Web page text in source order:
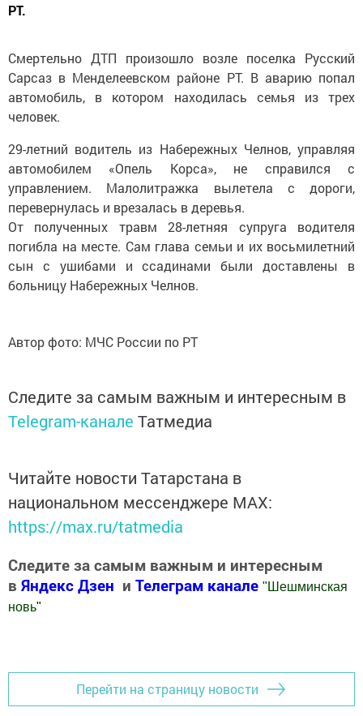
РТ.
Смертельно ДТП произошло возле поселка Русский
Сарсаз в Менделеевском районе РТ. В аварию попал
автомобиль, в котором находилась семья из трех
человек.
29-летний водитель из Набережных Челнов, управляя
автомобилем «Опель Корса», не справился с
управлением. Малолитражка вылетела с дороги,
перевернулась и врезалась в деревья.
От полученных травм 28-летняя супруга водителя
погибла на месте. Сам глава семьи и их восьмилетний
сын с ушибами и ссадинами были доставлены в
больницу Набережных Челнов.
Автор фото: МЧС России по РТ
Следите за самым важным и интересным в
Telegram-канале Татмедиа
Читайте новости Татарстана в
национальном мессенджере MАХ:
https://max.ru/tatmedia
Следите за самым важным и интересным
в Яндекс Дзен и Телеграм канале " Шешминская
новь"
Перейти на страницу новости